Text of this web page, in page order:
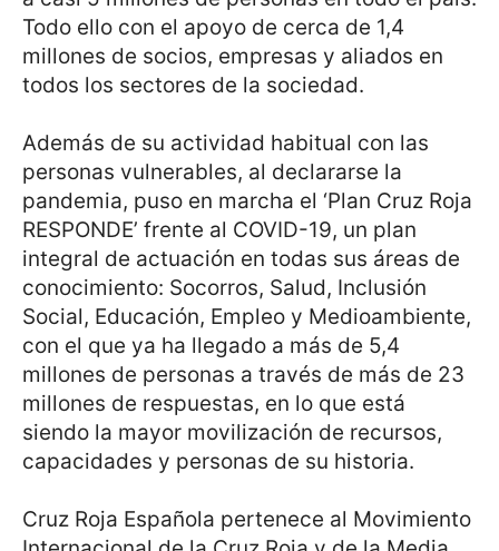
Todo ello con el apoyo de cerca de 1,4
millones de socios, empresas y aliados en
todos los sectores de la sociedad.
Además de su actividad habitual con las
personas vulnerables, al declararse la
pandemia, puso en marcha el ‘Plan Cruz Roja
RESPONDE’ frente al COVID-19, un plan
integral de actuación en todas sus áreas de
conocimiento: Socorros, Salud, Inclusión
Social, Educación, Empleo y Medioambiente,
con el que ya ha llegado a más de 5,4
millones de personas a través de más de 23
millones de respuestas, en lo que está
siendo la mayor movilización de recursos,
capacidades y personas de su historia.
Cruz Roja Española pertenece al Movimiento